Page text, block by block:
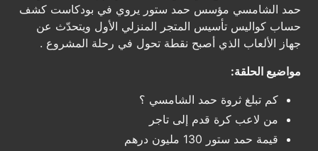
حمد الشامسي مؤسس حمد ستور يروي في بودكاست كشف
حساب كواليس تأسيس المتجر المنزلي الأول ويتحدّث عن
جهاز الألعاب الذي أصبح نقطة تحول في رحلة المشروع .
مواضيع الحلقة:
كم تبلغ ثروة حمد الشامسي ؟
من لاعب كرة قدم إلى تاجر
قيمة حمد ستور 130 مليون درهم